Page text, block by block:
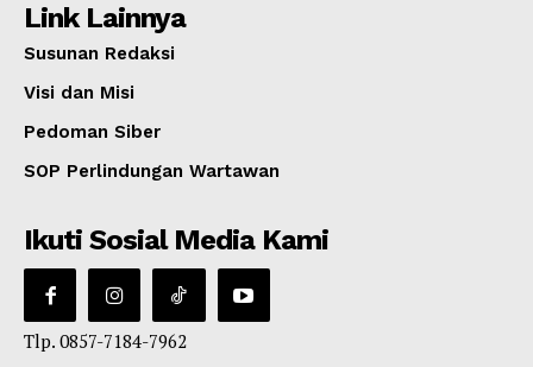
Link Lainnya
Susunan Redaksi
Visi dan Misi
Pedoman Siber
SOP Perlindungan Wartawan
Ikuti Sosial Media Kami
Tlp. 0857-7184-7962